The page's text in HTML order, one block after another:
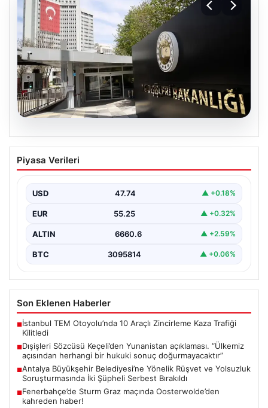
Dışişleri Sözcüsü Keçeli’den
Yunanistan açıklaması. “Ülkemiz
doğurmayacaktır”
Piyasa Verileri
USD 47.74 ▲ +0.18%
EUR 55.25 ▲ +0.32%
ALTIN 6660.6 ▲ +2.59%
BTC 3095814 ▲ +0.06%
Son Eklenen Haberler
■İstanbul TEM Otoyolu’nda 10 Araçlı Zincirleme Kaza Trafiği
Kilitledi
■Dışişleri Sözcüsü Keçeli’den Yunanistan açıklaması. “Ülkemiz
açısından herhangi bir hukuki sonuç doğurmayacaktır”
■Antalya Büyükşehir Belediyesi’ne Yönelik Rüşvet ve Yolsuzluk
Soruşturmasında İki Şüpheli Serbest Bırakıldı
■Fenerbahçe’de Sturm Graz maçında Oosterwolde’den
kahreden haber!